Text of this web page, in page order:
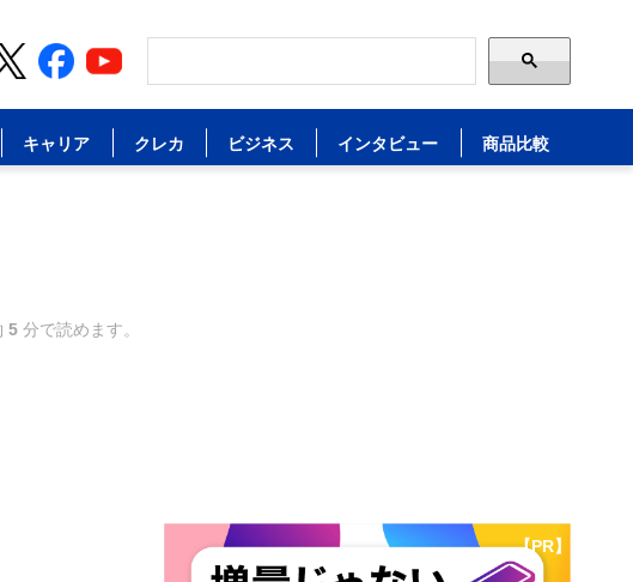
キャリア クレカ ビジネス インタビュー 商品比較
5 分で読めます。
【PR】